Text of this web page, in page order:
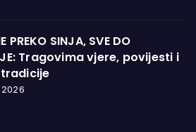
PREKO SINJA, SVE DO
Tragovima vjere, povijesti i